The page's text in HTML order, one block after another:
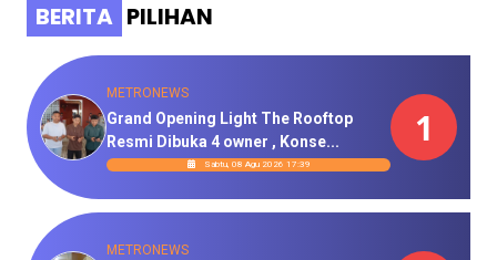
BERITA PILIHAN
METRONEWS
Grand Opening Light The Rooftop
Resmi Dibuka 4 owner , Konse...
Sabtu, 08 Agu 2026 17:39
1
METRONEWS